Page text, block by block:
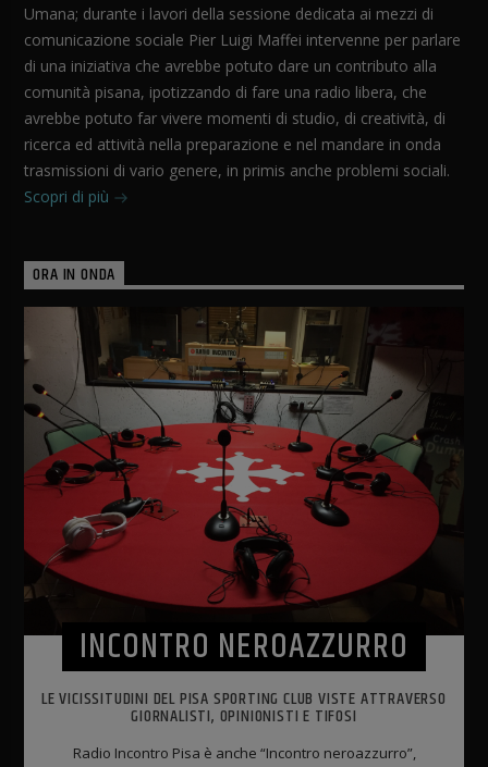
Umana; durante i lavori della sessione dedicata ai mezzi di
comunicazione sociale Pier Luigi Maffei intervenne per parlare
di una iniziativa che avrebbe potuto dare un contributo alla
comunità pisana, ipotizzando di fare una radio libera, che
avrebbe potuto far vivere momenti di studio, di creatività, di
ricerca ed attività nella preparazione e nel mandare in onda
trasmissioni di vario genere, in primis anche problemi sociali.
Scopri di più
ORA IN ONDA
INCONTRO NEROAZZURRO
LE VICISSITUDINI DEL PISA SPORTING CLUB VISTE ATTRAVERSO
GIORNALISTI, OPINIONISTI E TIFOSI
Radio Incontro Pisa è anche “Incontro neroazzurro”,